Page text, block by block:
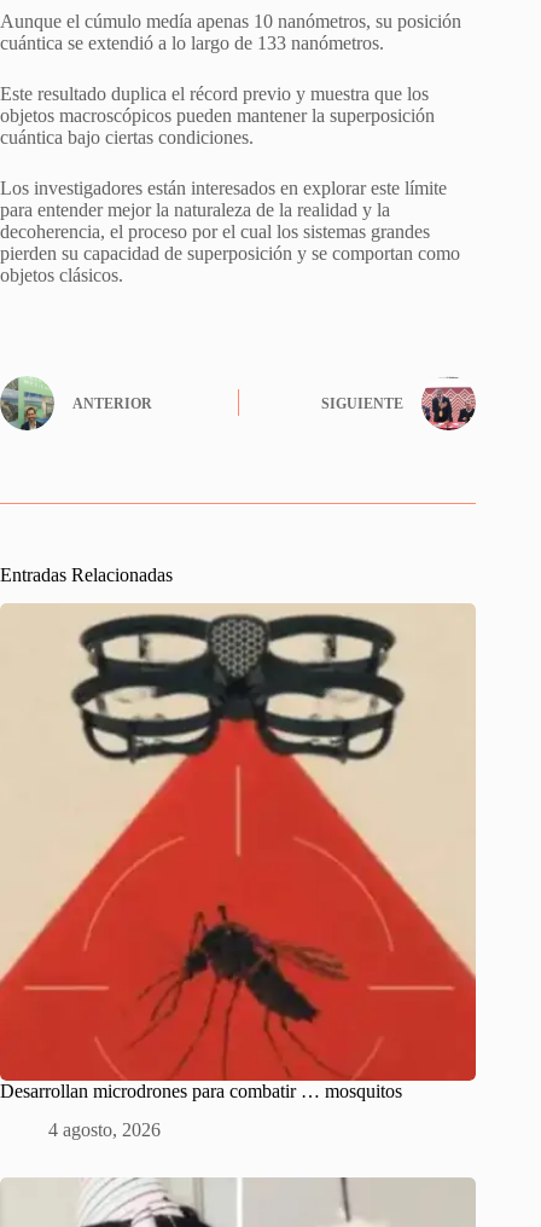
Aunque el cúmulo medía apenas 10 nanómetros, su posición
cuántica se extendió a lo largo de 133 nanómetros.
Este resultado duplica el récord previo y muestra que los
objetos macroscópicos pueden mantener la superposición
cuántica bajo ciertas condiciones.
Los investigadores están interesados en explorar este límite
para entender mejor la naturaleza de la realidad y la
decoherencia, el proceso por el cual los sistemas grandes
pierden su capacidad de superposición y se comportan como
objetos clásicos.
ANTERIOR SIGUIENTE
Entradas Relacionadas
Desarrollan microdrones para combatir … mosquitos
4 agosto, 2026